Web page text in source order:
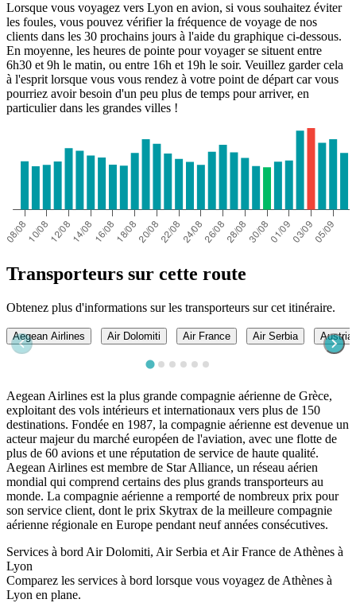
Lorsque vous voyagez vers Lyon en avion, si vous souhaitez éviter
les foules, vous pouvez vérifier la fréquence de voyage de nos
clients dans les 30 prochains jours à l'aide du graphique ci-dessous.
En moyenne, les heures de pointe pour voyager se situent entre
6h30 et 9h le matin, ou entre 16h et 19h le soir. Veuillez garder cela
à l'esprit lorsque vous vous rendez à votre point de départ car vous
pourriez avoir besoin d'un peu plus de temps pour arriver, en
particulier dans les grandes villes !
Transporteurs sur cette route
Obtenez plus d'informations sur les transporteurs sur cet itinéraire.
Aegean Airlines Air Dolomiti Air France Air Serbia
Aegean Airlines est la plus grande compagnie aérienne de Grèce,
exploitant des vols intérieurs et internationaux vers plus de 150
destinations. Fondée en 1987, la compagnie aérienne est devenue un
acteur majeur du marché européen de l'aviation, avec une flotte de
plus de 60 avions et une réputation de service de haute qualité.
Aegean Airlines est membre de Star Alliance, un réseau aérien
mondial qui comprend certains des plus grands transporteurs au
monde. La compagnie aérienne a remporté de nombreux prix pour
son service client, dont le prix Skytrax de la meilleure compagnie
aérienne régionale en Europe pendant neuf années consécutives.
Services à bord Air Dolomiti, Air Serbia et Air France de Athènes à
Lyon
Comparez les services à bord lorsque vous voyagez de Athènes à
Lyon en plane.